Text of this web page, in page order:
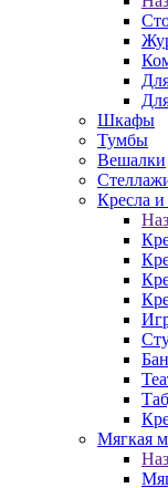
Шкафы
Тумбы
Вешалки
Кресла и
Мягкая